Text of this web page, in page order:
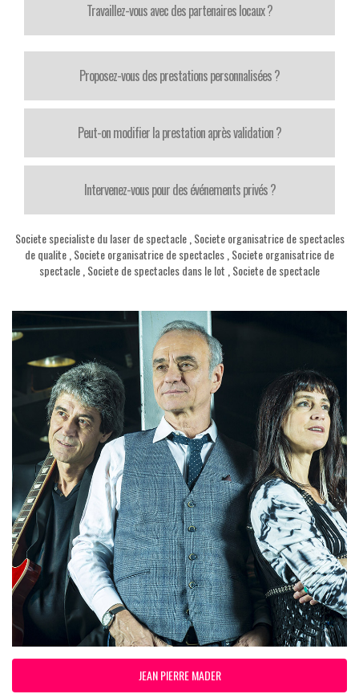
Travaillez-vous avec des partenaires locaux ?
Proposez-vous des prestations personnalisées ?
Peut-on modifier la prestation après validation ?
Intervenez-vous pour des événements privés ?
Societe specialiste du laser de spectacle, Societe organisatrice de spectacles
de qualite Societe organisatrice de spectacles Societe organisatrice de
spectacle Societe de spectacles dans le lot Societe de spectacle
JEAN PIERRE MADER